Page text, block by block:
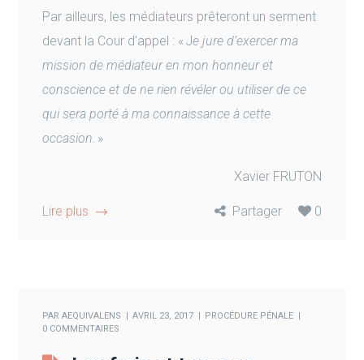
Par ailleurs, les médiateurs prêteront un serment
devant la Cour d’appel : « Je jure d’exercer ma
mission de médiateur en mon honneur et
conscience et de ne rien révéler ou utiliser de ce
qui sera porté à ma connaissance à cette
occasion. »
Xavier FRUTON
Lire plus Partager 0
PARAEQUIVALENS AVRIL 23, 2017
PROCÉDURE PÉNALE
0 COMMENTAIRES